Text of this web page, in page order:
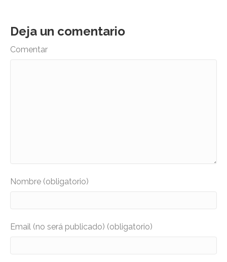
Deja un comentario
Comentar
Nombre (obligatorio)
Email (no será publicado) (obligatorio)